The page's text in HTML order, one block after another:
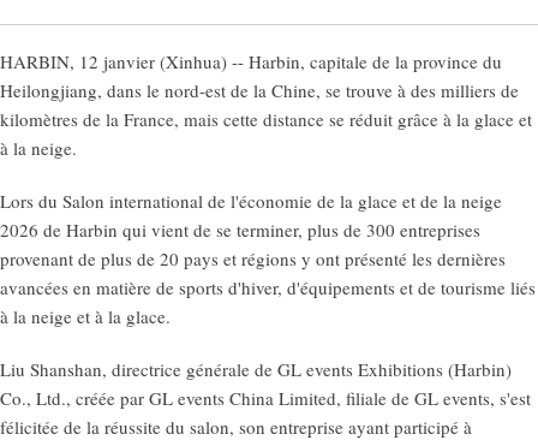
HARBIN, 12 janvier (Xinhua) -- Harbin, capitale de la province du
Heilongjiang, dans le nord-est de la Chine, se trouve à des milliers de
kilomètres de la France, mais cette distance se réduit grâce à la glace et
à la neige.
Lors du Salon international de l'économie de la glace et de la neige
2026 de Harbin qui vient de se terminer, plus de 300 entreprises
provenant de plus de 20 pays et régions y ont présenté les dernières
avancées en matière de sports d'hiver, d'équipements et de tourisme liés
à la neige et à la glace.
Liu Shanshan, directrice générale de GL events Exhibitions (Harbin)
Co., Ltd., créée par GL events China Limited, filiale de GL events, s'est
félicitée de la réussite du salon, son entreprise ayant participé à